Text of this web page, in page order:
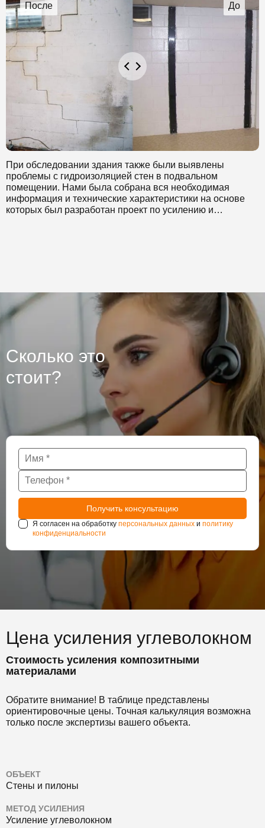
При обследовании здания также были выявлены
проблемы с гидроизоляцией стен в подвальном
помещении. Нами была собрана вся необходимая
информация и технические характеристики на основе
которых был разработан проект по усилению и
Сколько это
стоит?
Я согласен на обработку персональных данных и политику
конфиденциальности
Цена усиления углеволокном
Стоимость усиления композитными
материалами
Обратите внимание! В таблице представлены
ориентировочные цены. Точная калькуляция возможна
только после экспертизы вашего объекта.
ОБЪЕКТ
Стены и пилоны
МЕТОД УСИЛЕНИЯ
Усиление углеволокном